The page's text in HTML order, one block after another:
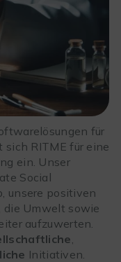
für
RITME für eine
ein. Unser
Social
unsere positiven
die Umwelt sowie
aufzuwerten.
Initiativen.